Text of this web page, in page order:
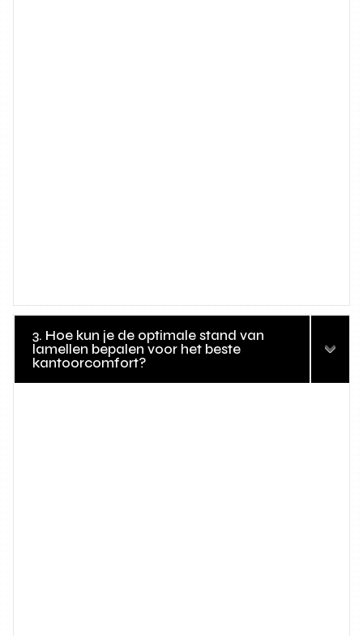
3. Hoe kun je de optimale stand van
lamellen bepalen voor het beste
kantoorcomfort?